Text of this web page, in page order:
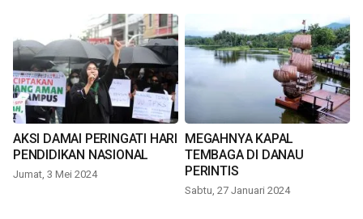
AKSI DAMAI PERINGATI HARI
PENDIDIKAN NASIONAL
Jumat, 3 Mei 2024
MEGAHNYA KAPAL
TEMBAGA DI DANAU
PERINTIS
Sabtu, 27 Januari 2024